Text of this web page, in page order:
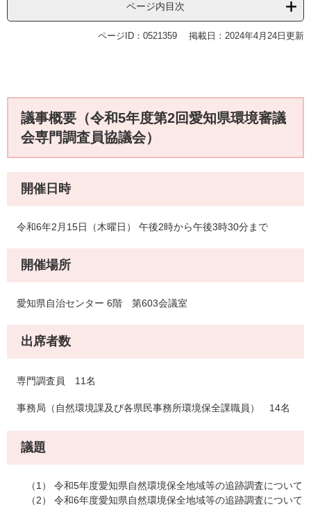
ページ内目次
ページID：0521359 掲載日：2024年4月24日更新
議事概要（令和5年度第2回愛知県環境審議
会専門調査員協議会）
開催日時
令和6年2月15日（木曜日） 午後2時から午後3時30分まで
開催場所
愛知県自治センター 6階 第603会議室
出席者数
専門調査員 11名
事務局（自然環境課及び各県民事務所環境保全課職員） 14名
議題
（1） 令和5年度愛知県自然環境保全地域等の追跡調査について
（2） 令和6年度愛知県自然環境保全地域等の追跡調査について